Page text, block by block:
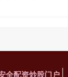
全配资炒股门户